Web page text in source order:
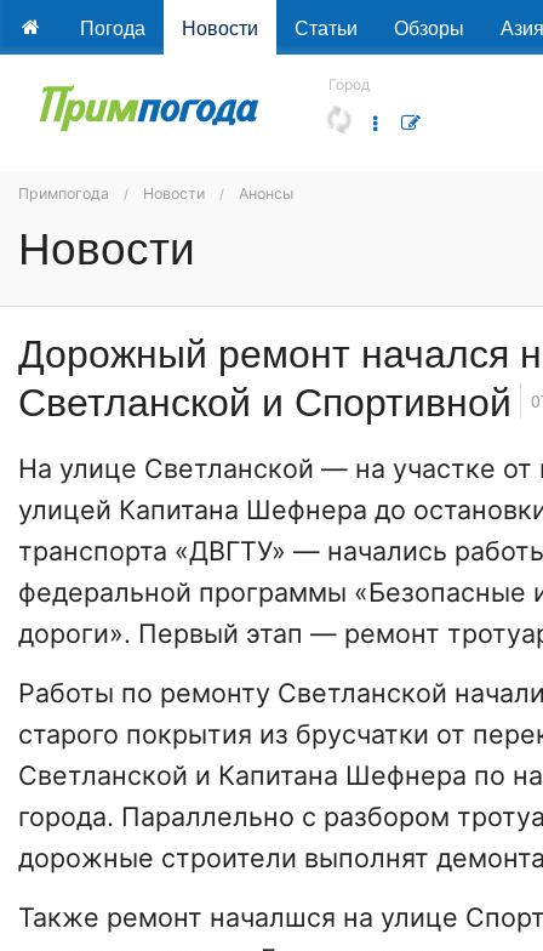
Погода Новости Статьи Обзоры Азия
Город
Примпогода Новости Анонсы
Новости
Дорожный ремонт начался
Светланской и Спортивной
На улице Светланской — на участке от
улицей Капитана Шефнера до
транспорта «ДВГТУ» — начались
федеральной программы «Безопасные
дороги». Первый этап — ремонт
Работы по ремонту Светланской
старого покрытия из брусчатки от
Светланской и Капитана Шефнера по
города. Параллельно с разбором
дорожные строители выполнят
Также ремонт началшся на улице